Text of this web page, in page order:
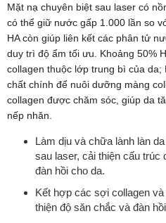
Mặt nạ chuyên biệt sau laser có
có thể giữ nước gấp 1.000 lần so
HA còn giúp liên kết các phân tử
duy trì độ ẩm tối ưu. Khoảng 50%
collagen thuộc lớp trung bì của
chất chính để nuôi dưỡng màng
collagen được chăm sóc, giúp da
nếp nhăn.
Làm dịu và chữa lành làn
sau laser, cải thiện cấu
đàn hồi cho da.
Kết hợp các sợi collagen
thiện độ săn chắc và đàn